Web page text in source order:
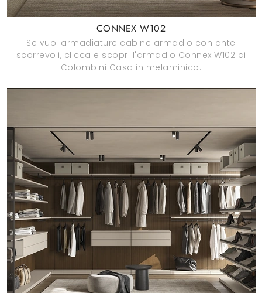
CONNEX W102
Se vuoi armadiature cabine armadio con ante
scorrevoli, clicca e scopri l'armadio Connex W102 di
Colombini Casa in melaminico.